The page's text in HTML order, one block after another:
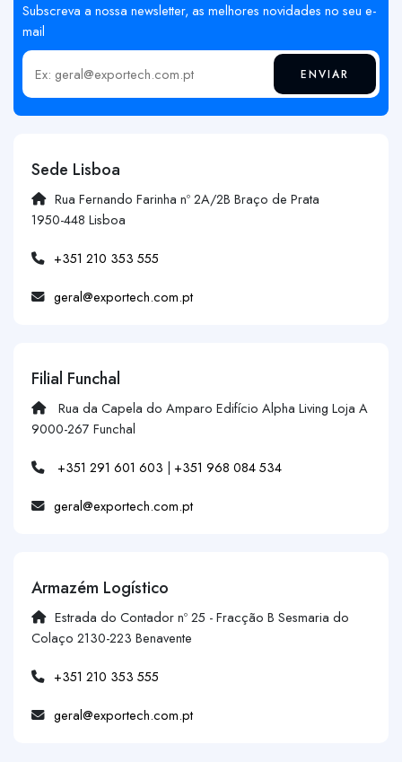
Subscreva a nossa newsletter, as melhores novidades no seu e-
mail
Insira o seu email ENVIAR
Sede Lisboa
Rua Fernando Farinha nº 2A/2B Braço de Prata
1950-448 Lisboa
+351 210 353 555
geral@exportech.com.pt
Filial Funchal
Rua da Capela do Amparo Edifício Alpha Living Loja A
9000-267 Funchal
+351 291 601 603 | +351 968 084 534
geral@exportech.com.pt
Armazém Logístico
Estrada do Contador nº 25 - Fracção B Sesmaria do
Colaço 2130-223 Benavente
+351 210 353 555
geral@exportech.com.pt